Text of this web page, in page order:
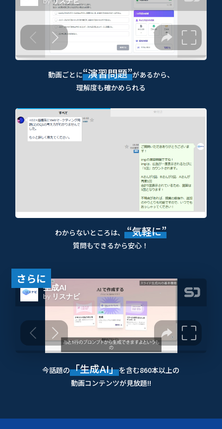
動画ごとに“演習問題”があるから、
理解度も確かめられる
わからないところは、“気軽に”
質問もできるから安心！
さらに
今話題の「生成AI」を含む860本以上の
動画コンテンツが見放題!!